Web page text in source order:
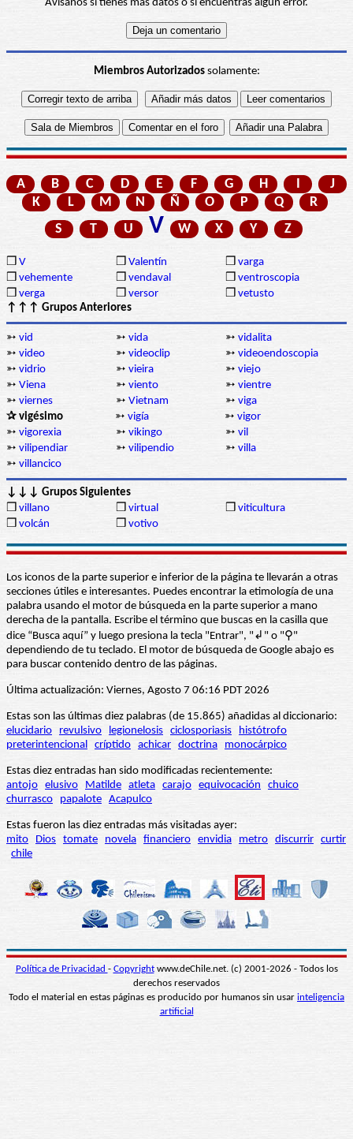
Avísanos si tienes más datos o si encuentras algún error.
Miembros Autorizadossolamente:
A B C D E F G H I
J
K
L M N Ñ O P Q
R
S
T U V W X Y Z
❒ V ❒ Valentín ❒ varga
❒ vehemente ❒ vendaval ❒ ventroscopia
❒ verga ❒ versor ❒ vetusto
↑↑↑ Grupos Anteriores
➳ vid ➳ vida ➳ vidalita
➳ video ➳ videoclip ➳ videoendoscopia
➳ vidrio ➳ vieira ➳ viejo
➳ Viena ➳ viento ➳ vientre
➳ viernes ➳ Vietnam ➳ viga
✰ vigésimo
➳ vigía ➳ vigor
➳ vigorexia ➳ vikingo ➳ vil
➳ vilipendiar ➳ vilipendio ➳ villa
➳ villancico
↓↓↓ Grupos Siguientes
❒ villano ❒ virtual ❒ viticultura
❒ volcán ❒ votivo
Los iconos de la parte superior e inferior de la página te llevarán a otras
secciones útiles e interesantes. Puedes encontrar la etimología de una
palabra usando el motor de búsqueda en la parte superior a mano
derecha de la pantalla. Escribe el término que buscas en la casilla que
dice “Busca aquí” y luego presiona la tecla "Entrar", "↲" o "⚲"
dependiendo de tu teclado. El motor de búsqueda de Google abajo es
para buscar contenido dentro de las páginas.
Última actualización: Viernes, Agosto 7 06:16 PDT 2026
Estas son las últimas diez palabras (de 15.865) añadidas al diccionario:
elucidario
revulsivo legionelosis ciclosporiasis
histótrofo
preterintencional críptido achicar doctrina monocárpico
Estas diez entradas han sido modificadas recientemente:
antojo elusivo Matilde atleta carajo equivocación
chuico
churrasco
papalote Acapulco
Estas fueron las diez entradas más visitadas ayer:
mito
Dios tomate novela financiero envidia metro discurrir curtir
chile
Política de Privacidad - Copyrightwww.deChile.net. (c) 2001-2026 - Todos los
derechos reservados
Todo el material en estas páginas es producido por humanos sin usar inteligencia
artificial